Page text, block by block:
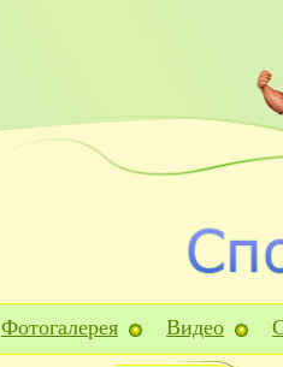
Фотогалерея Видео